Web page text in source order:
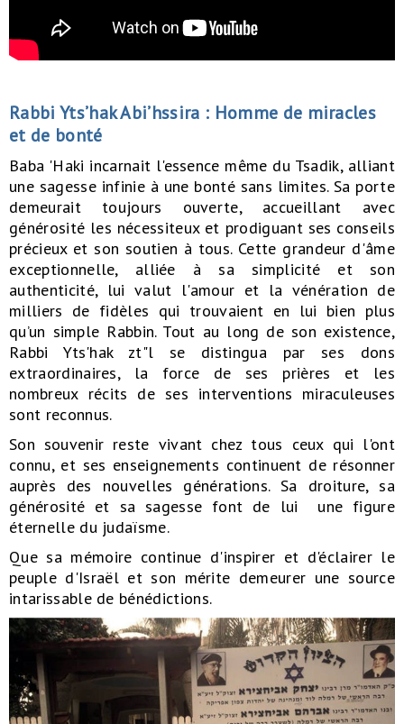
Rabbi Yts’hak Abi’hssira : Homme de miracles
et de bonté
Baba 'Haki incarnait l'essence même du Tsadik, alliant
une sagesse infinie à une bonté sans limites. Sa porte
demeurait toujours ouverte, accueillant avec
générosité les nécessiteux et prodiguant ses conseils
précieux et son soutien à tous. Cette grandeur d'âme
exceptionnelle, alliée à sa simplicité et son
authenticité, lui valut l'amour et la vénération de
milliers de fidèles qui trouvaient en lui bien plus
qu’un simple Rabbin. Tout au long de son existence,
Rabbi Yts'hak zt"l se distingua par ses dons
extraordinaires, la force de ses prières et les
nombreux récits de ses interventions miraculeuses
sont reconnus.
Son souvenir reste vivant chez tous ceux qui l'ont
connu, et ses enseignements continuent de résonner
auprès des nouvelles générations. Sa droiture, sa
générosité et sa sagesse font de lui une figure
éternelle du judaïsme.
Que sa mémoire continue d'inspirer et d'éclairer le
peuple d'Israël et son mérite demeurer une source
intarissable de bénédictions.